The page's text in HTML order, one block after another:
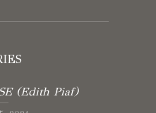
(Edith Piaf)